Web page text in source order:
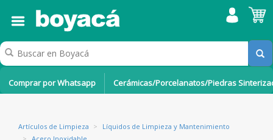
Comprar por Whatsapp Cerámicas/Porcelanatos/Piedras
Artículos de Limpieza >
Líquidos de Limpieza y Mantenimiento